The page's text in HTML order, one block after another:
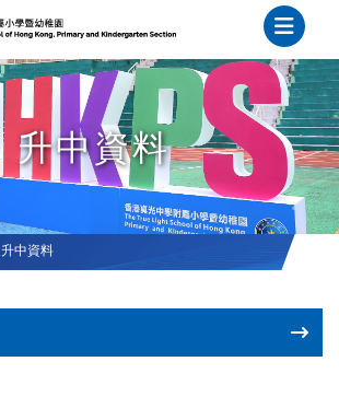
升中資料
升中資料